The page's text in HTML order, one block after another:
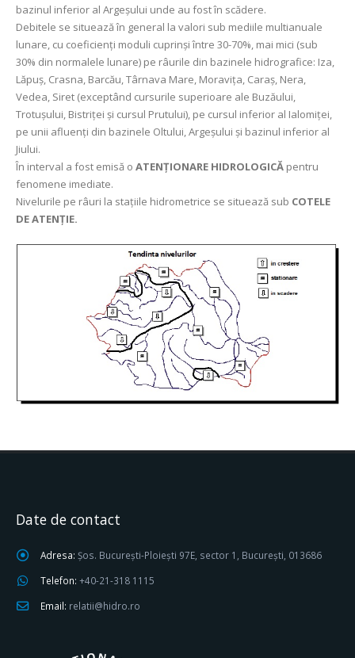
bazinul inferior al Argeşului unde au fost în scădere.
Debitele se situează în general la valori sub mediile multianuale
lunare, cu coeficienți moduli cuprinși între 30-70%, mai mici (sub
30% din normalele lunare) pe râurile din bazinele hidrografice: Iza,
Lăpuș, Crasna, Barcău, Târnava Mare, Moravița, Caraș, Nera,
Vedea, Siret (exceptând cursurile superioare ale Buzăului,
Trotușului, Bistriței şi cursul Prutului), pe cursul inferior al Ialomiței,
pe unii afluenți din bazinele Oltului, Argeșului și bazinul inferior al
Jiului.
În interval a fost emisă o ATENȚIONARE HIDROLOGICĂ pentru
fenomene imediate.
Nivelurile pe râuri la stațiile hidrometrice se situează sub COTELE
DE ATENȚIE.
Date de contact
Adresa: Șos. București-Ploiești 97E, sector 1, București, 013686
Telefon: +40-21-318 1115
Email: relatii@hidro.ro